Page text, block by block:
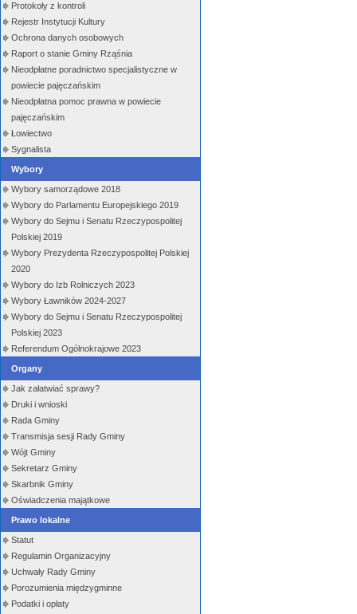
Protokoły z kontroli
Rejestr Instytucji Kultury
Ochrona danych osobowych
Raport o stanie Gminy Rząśnia
Nieodpłatne poradnictwo specjalistyczne w
powiecie pajęczańskim
Nieodpłatna pomoc prawna w powiecie
pajęczańskim
Łowiectwo
Sygnalista
Wybory
Wybory samorządowe 2018
Wybory do Parlamentu Europejskiego 2019
Wybory do Sejmu i Senatu Rzeczypospolitej
Polskiej 2019
Wybory Prezydenta Rzeczypospolitej Polskiej
2020
Wybory do Izb Rolniczych 2023
Wybory Ławników 2024-2027
Wybory do Sejmu i Senatu Rzeczypospolitej
Polskiej 2023
Referendum Ogólnokrajowe 2023
Organy
Jak załatwiać sprawy?
Druki i wnioski
Rada Gminy
Transmisja sesji Rady Gminy
Wójt Gminy
Sekretarz Gminy
Skarbnik Gminy
Oświadczenia majątkowe
Prawo lokalne
Statut
Regulamin Organizacyjny
Uchwały Rady Gminy
Porozumienia międzygminne
Podatki i opłaty